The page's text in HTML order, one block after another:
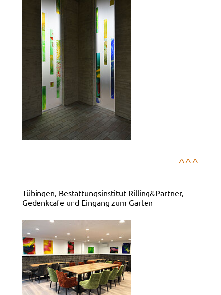
^^^
Tübingen, Bestattungsinstitut Rilling&Partner,
Gedenkcafe und Eingang zum Garten